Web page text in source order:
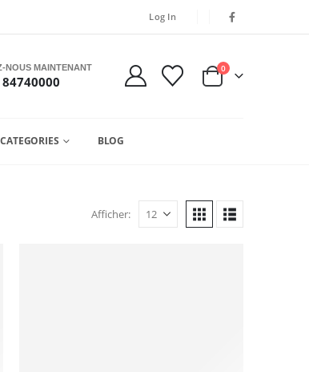
Log In
NOUS MAINTENANT 0
CATEGORIES BLOG
Afficher: